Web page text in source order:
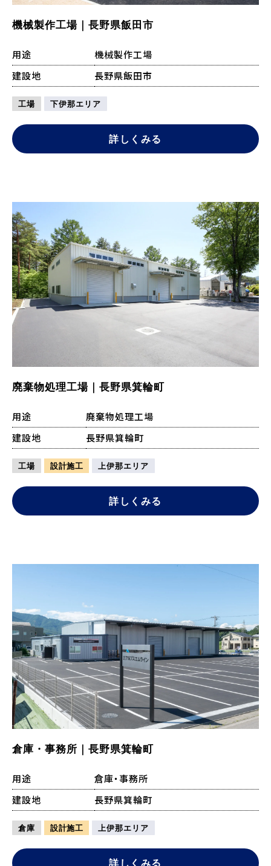
機械製作工場｜長野県飯田市
用途
機械製作工場
建設地
長野県飯田市
工場 下伊那エリア
詳しくみる
廃棄物処理工場｜長野県箕輪町
用途
廃棄物処理工場
建設地
長野県箕輪町
工場 設計施工 上伊那エリア
詳しくみる
倉庫・事務所｜長野県箕輪町
用途
倉庫・事務所
建設地
長野県箕輪町
倉庫 設計施工 上伊那エリア
詳しくみる